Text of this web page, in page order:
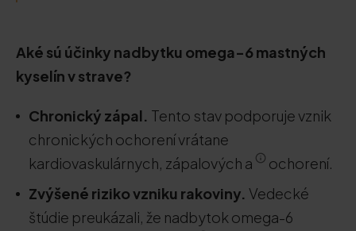
Aké sú účinky nadbytku omega-6 mastných
kyselín v strave?
Chronický zápal. Tento stav podporuje vznik
chronických ochorení vrátane
kardiovaskulárnych, zápalových a
ochorení.
Zvýšené riziko vzniku rakoviny. Vedecké
štúdie preukázali, že nadbytok omega-6